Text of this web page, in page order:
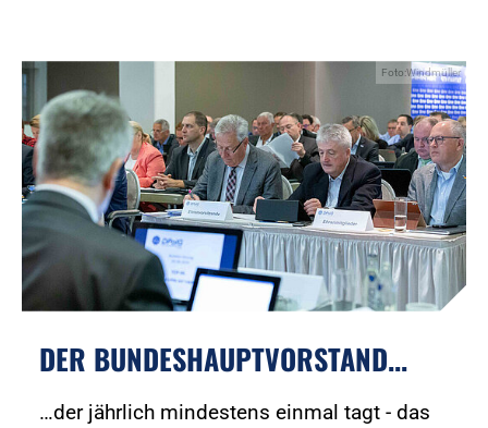
DER BUNDESHAUPTVORSTAND...
…der jährlich mindestens einmal tagt - das
Foto:Windmüller